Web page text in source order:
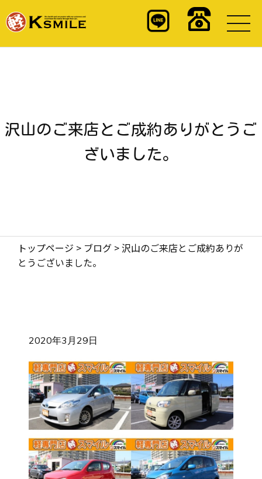
沢山のご来店とご成約ありがとうご
ざいました。
トップページ > ブログ >沢山のご来店とご成約ありが
とうございました。
2020年3月29日